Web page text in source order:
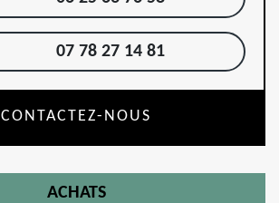
07 78 27 14 81
CONTACTEZ-NOUS
ACHATS